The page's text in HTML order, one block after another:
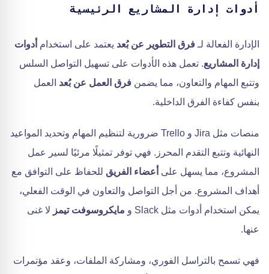
أدوات إدارة المشاريع الرئيسية
الإدارة الفعالة لـ فرق التطوير عن بُعد يعتمد على استخدام أدوات
إدارة المشاريع. تعمل هذه الأدوات على تسهيل التواصل السلس
وتتبع المهام والتعاون، مما يضمن فرق العمل عن بُعد العمل
بنفس كفاءة الفرق الداخلية.
منصات مثل Jira و Trello ضرورية لتنظيم المهام وتحديد المواعيد
النهائية وتتبع التقدم المحرز. فهي توفر تمثيلًا مرئيًا لسير عمل
المشروع، مما يسهل على أعضاء الفريق للحفاظ على التوافق مع
أهداف المشروع. من أجل التواصل والتعاون في الوقت الفعلي،
يمكن استخدام أدوات مثل Slack و
مايكروسوفت تيمز لا غنى
عنها.
فهي تسمح بالتراسل الفوري، ومشاركة الملفات، وعقد مؤتمرات